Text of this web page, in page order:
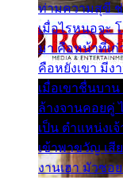
ท่ามความสุขี ช่
เมื่อไรหนอจะ
มา คือหน้าที่เก่
คือหยังเขา มีง
เมื่อเขาชื่นบา
ล้างจานคอยคู่
เป็น ตำแหน่งเ
เข้าพาขวัญ เสี
งานเฮา มัวซอ